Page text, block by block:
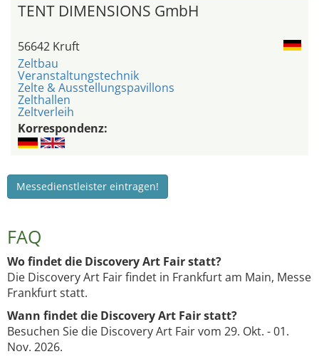
TENT DIMENSIONS GmbH
56642 Kruft
Zeltbau
Veranstaltungstechnik
Zelte & Ausstellungspavillons
Zelthallen
Zeltverleih
Korrespondenz:
Messedienstleister eintragen!
FAQ
Wo findet die Discovery Art Fair statt?
Die Discovery Art Fair findet in Frankfurt am Main, Messe
Frankfurt statt.
Wann findet die Discovery Art Fair statt?
Besuchen Sie die Discovery Art Fair vom 29. Okt. - 01.
Nov. 2026.